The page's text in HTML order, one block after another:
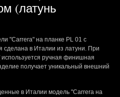
(латунь
"Carrera" на планке PL 01 с
сделана в Италии из латуни. При
используется ручная финишная
получает уникальный внешний
в Италии модель "Carrera на